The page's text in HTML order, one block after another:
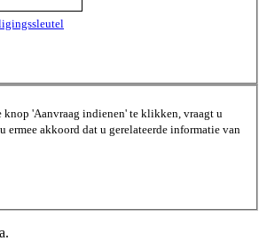
knop 'Aanvraag indienen' te klikken, vraagt u
ermee akkoord dat u gerelateerde informatie van